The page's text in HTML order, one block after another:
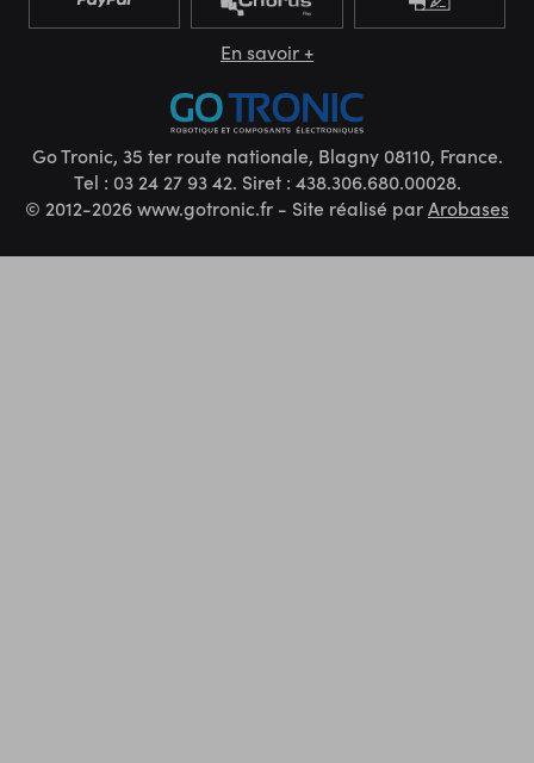
En savoir +
Go Tronic, 35 ter route nationale, Blagny 08110, France.
Tel : 03 24 27 93 42. Siret : 438.306.680.00028.
© 2012-2026 www.gotronic.fr - Site réalisé parArobases